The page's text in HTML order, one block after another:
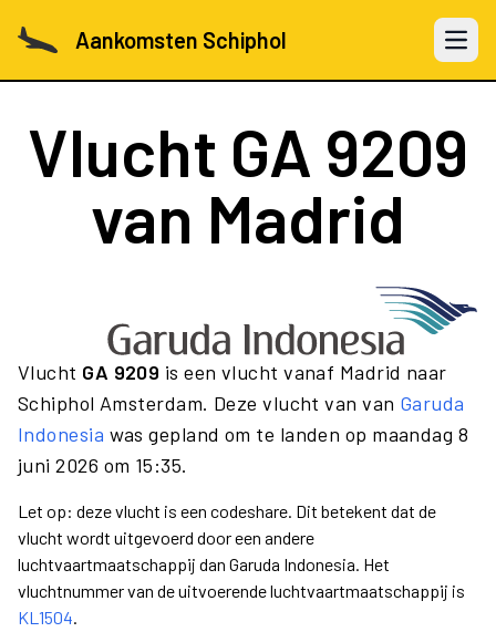
Aankomsten Schiphol Open
Vlucht GA 9209
van Madrid
Vlucht GA 9209 is een vlucht vanaf Madrid naar
Schiphol Amsterdam. Deze vlucht van van Garuda
Indonesia was gepland om te landen op maandag 8
juni 2026 om 15:35.
Let op: deze vlucht is een codeshare. Dit betekent dat de
vlucht wordt uitgevoerd door een andere
luchtvaartmaatschappij dan Garuda Indonesia. Het
vluchtnummer van de uitvoerende luchtvaartmaatschappij is
KL1504.